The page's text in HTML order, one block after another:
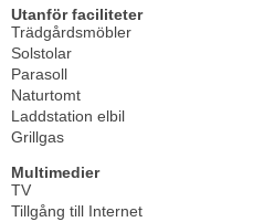
Utanför faciliteter
Trädgårdsmöbler
Solstolar
Parasoll
Naturtomt
Laddstation elbil
Grillgas
Multimedier
TV
Tillgång till Internet